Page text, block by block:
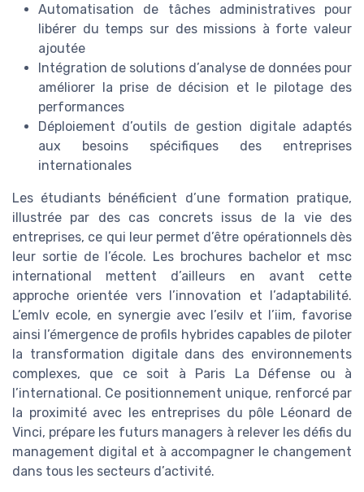
Automatisation de tâches administratives pour
libérer du temps sur des missions à forte valeur
ajoutée
Intégration de solutions d’analyse de données pour
améliorer la prise de décision et le pilotage des
performances
Déploiement d’outils de gestion digitale adaptés
aux besoins spécifiques des entreprises
internationales
Les étudiants bénéficient d’une formation pratique,
illustrée par des cas concrets issus de la vie des
entreprises, ce qui leur permet d’être opérationnels dès
leur sortie de l’école. Les brochures bachelor et msc
international mettent d’ailleurs en avant cette
approche orientée vers l’innovation et l’adaptabilité.
L’emlv ecole, en synergie avec l’esilv et l’iim, favorise
ainsi l’émergence de profils hybrides capables de piloter
la transformation digitale dans des environnements
complexes, que ce soit à Paris La Défense ou à
l’international. Ce positionnement unique, renforcé par
la proximité avec les entreprises du pôle Léonard de
Vinci, prépare les futurs managers à relever les défis du
management digital et à accompagner le changement
dans tous les secteurs d’activité.